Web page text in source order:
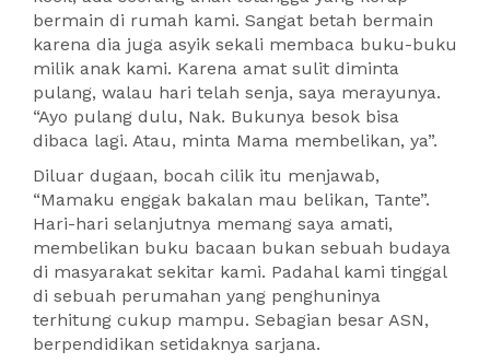
bermain di rumah kami. Sangat betah bermain
karena dia juga asyik sekali membaca buku-buku
milik anak kami. Karena amat sulit diminta
pulang, walau hari telah senja, saya merayunya.
“Ayo pulang dulu, Nak. Bukunya besok bisa
dibaca lagi. Atau, minta Mama membelikan, ya”.
Diluar dugaan, bocah cilik itu menjawab,
“Mamaku enggak bakalan mau belikan, Tante”.
Hari-hari selanjutnya memang saya amati,
membelikan buku bacaan bukan sebuah budaya
di masyarakat sekitar kami. Padahal kami tinggal
di sebuah perumahan yang penghuninya
terhitung cukup mampu. Sebagian besar ASN,
berpendidikan setidaknya sarjana.